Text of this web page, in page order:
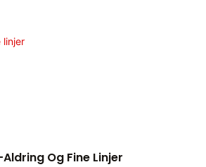
Og Fine Linjer